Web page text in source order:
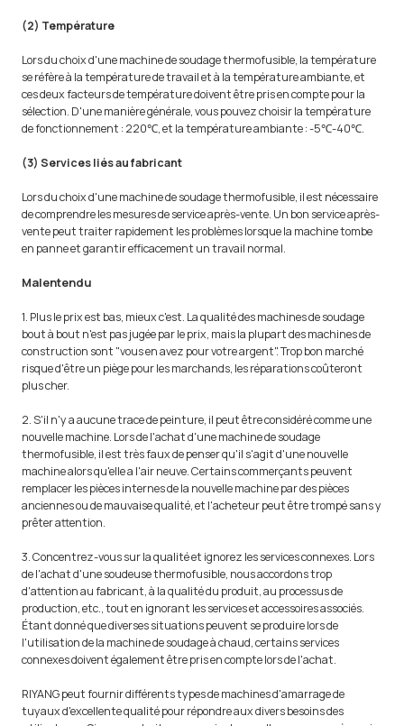
(2) Température
Lors du choix d'une machine de soudage thermofusible, la température
se réfère à la température de travail et à la température ambiante, et
ces deux facteurs de température doivent être pris en compte pour la
sélection. D'une manière générale, vous pouvez choisir la température
de fonctionnement : 220℃, et la température ambiante : -5℃-40℃.
(3) Services liés au fabricant
Lors du choix d'une machine de soudage thermofusible, il est nécessaire
de comprendre les mesures de service après-vente. Un bon service après-
vente peut traiter rapidement les problèmes lorsque la machine tombe
en panne et garantir efficacement un travail normal.
Malentendu
1. Plus le prix est bas, mieux c'est. La qualité des machines de soudage
bout à bout n'est pas jugée par le prix, mais la plupart des machines de
construction sont "vous en avez pour votre argent". Trop bon marché
risque d'être un piège pour les marchands, les réparations coûteront
plus cher.
2. S'il n'y a aucune trace de peinture, il peut être considéré comme une
nouvelle machine. Lors de l'achat d'une machine de soudage
thermofusible, il est très faux de penser qu'il s'agit d'une nouvelle
machine alors qu'elle a l'air neuve. Certains commerçants peuvent
remplacer les pièces internes de la nouvelle machine par des pièces
anciennes ou de mauvaise qualité, et l'acheteur peut être trompé sans y
prêter attention.
3. Concentrez-vous sur la qualité et ignorez les services connexes. Lors
de l'achat d'une soudeuse thermofusible, nous accordons trop
d'attention au fabricant, à la qualité du produit, au processus de
production, etc., tout en ignorant les services et accessoires associés.
Étant donné que diverses situations peuvent se produire lors de
l'utilisation de la machine de soudage à chaud, certains services
connexes doivent également être pris en compte lors de l'achat.
RIYANG peut fournir différents types de machines d'amarrage de
tuyaux d'excellente qualité pour répondre aux divers besoins des